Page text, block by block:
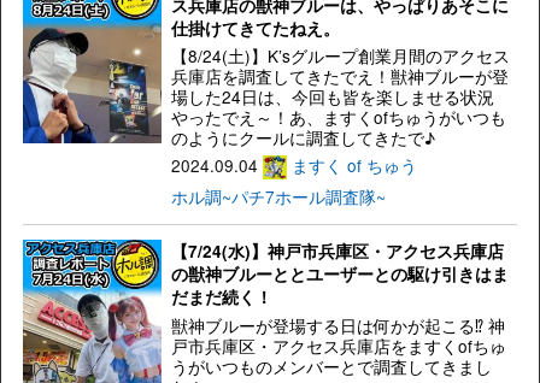
ス兵庫店の獣神ブルーは、やっぱりあそこに
仕掛けてきてたねえ。
【8/24(土)】K’sグループ創業月間のアクセス
兵庫店を調査してきたでえ！獣神ブルーが登
場した24日は、今回も皆を楽しませる状況
やったでえ～！あ、ますくofちゅうがいつも
のようにクールに調査してきたで♪
2024.09.04
ますく of ちゅう
ホル調~パチ7ホール調査隊~
【7/24(水)】神戸市兵庫区・アクセス兵庫店
の獣神ブルーととユーザーとの駆け引きはま
だまだ続く！
獣神ブルーが登場する日は何かが起こる⁉ 神
戸市兵庫区・アクセス兵庫店をますくofちゅ
うがいつものメンバーとで調査してきまし